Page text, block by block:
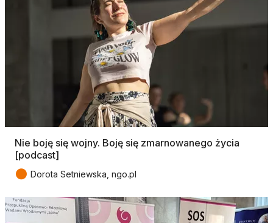
Nie boję się wojny. Boję się zmarnowanego życia
[podcast]
● Dorota Setniewska, ngo.pl